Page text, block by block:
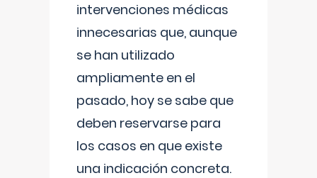
intervenciones médicas
innecesarias que, aunque
se han utilizado
ampliamente en el
pasado, hoy se sabe que
deben reservarse para
los casos en que existe
una indicación concreta.